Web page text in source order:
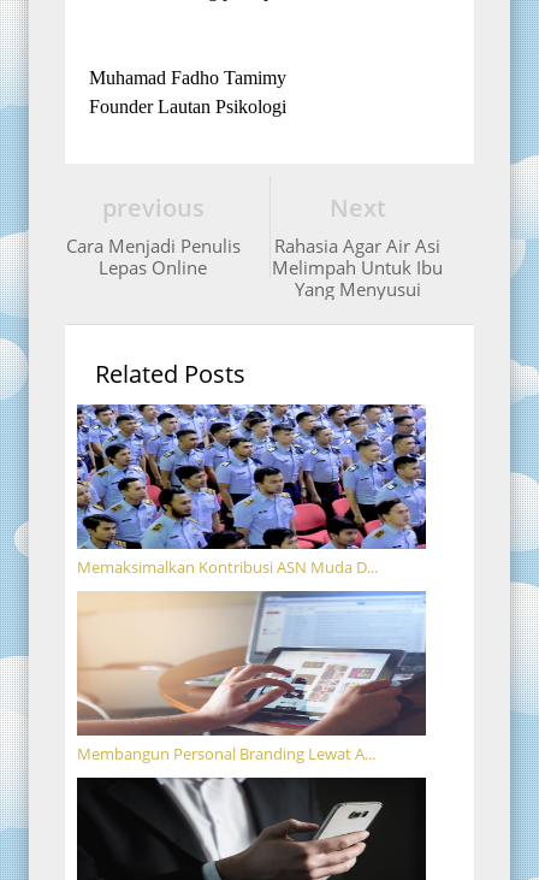
Muhamad Fadho Tamimy
Founder Lautan Psikologi
Next
Rahasia Agar Air Asi
Melimpah Untuk Ibu
Yang Menyusui
previous
Cara Menjadi Penulis
Lepas Online
Related Posts
Memaksimalkan Kontribusi ASN Muda D...
Membangun Personal Branding Lewat A...